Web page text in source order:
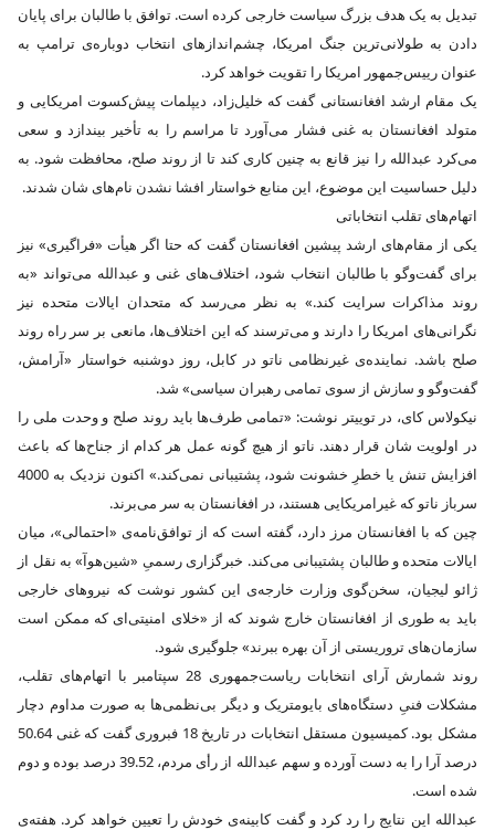
تبدیل به یک هدف بزرگ سیاست خارجی کرده است. توافق‌ با طالبان برای پایان
دادن به طولانی‌ترین جنگ امریکا، چشم‌اندازهای انتخاب دوباره‌ی ترامپ به
عنوان رییس‌جمهور امریکا را تقویت خواهد کرد.
یک مقام ارشد افغانستانی گفت که خلیل‌زاد، دیپلمات پیش‌کسوت امریکایی و
متولد افغانستان به غنی فشار می‌آورد تا مراسم را به تأخیر بیندازد و سعی
می‌کرد عبدالله را نیز قانع به چنین کاری کند تا از روند صلح، محافظت شود. به
دلیل حساسیت این موضوع، این منابع خواستار افشا نشدن نام‌های شان شدند.
اتهام‌های تقلب انتخاباتی
یکی از مقام‌های ارشد پیشین افغانستان گفت که حتا اگر هیأت «فراگیری» نیز
برای گفت‌وگو با طالبان انتخاب شود، اختلاف‌های غنی و عبدالله می‌تواند «به
روند مذاکرات سرایت کند.» به نظر می‌رسد که متحدان ایالات متحده نیز
نگرانی‌های امریکا را دارند و می‌ترسند که این اختلاف‌ها، مانعی بر سر راه روند
صلح باشد. نماینده‌ی غیرنظامی ناتو در کابل، روز دوشنبه خواستار «آرامش،
گفت‌وگو و سازش از سوی تمامی رهبران سیاسی» شد.
نیکولاس کای، در توییتر نوشت: «تمامی طرف‌ها باید روند صلح و وحدت ملی را
در اولویت شان قرار دهند. ناتو از هیچ گونه عمل هر کدام از جناح‌‌ها که باعث
افزایش تنش یا خطرِ خشونت شود، پشتیبانی نمی‌کند.» اکنون نزدیک به 4000
سرباز ناتو که غیرامریکایی هستند، در افغانستان به سر می‌برند.
چین که با افغانستان مرز دارد، گفته است که از توافق‌نامه‌ی «احتمالی»، میان
ایالات متحده و طالبان پشتیبانی می‌کند. خبرگزاری رسمیِ «شین‌هوآ» به نقل از
ژائو لیجیان، سخن‌گوی وزارت خارجه‌ی این کشور نوشت که نیروهای خارجی
باید به طوری از افغانستان خارج شوند که از «خلای امنیتی‌ای که ممکن است
سازمان‌های تروریستی از آن بهره ببرند» جلوگیری شود.
روند شمارش آرای انتخابات ریاست‌جمهوری 28 سپتامبر با اتهام‌های تقلب،
مشکلات فنیِ دستگاه‌های بایومتریک و دیگر بی‌نظمی‌ها به صورت مداوم دچار
مشکل بود. کمیسیون مستقل انتخابات در تاریخ 18 فبروری گفت که غنی 50.64
درصد آرا را به دست آورده و سهم عبدالله از رأی مردم، 39.52 درصد بوده و دوم
شده است.
عبدالله این نتایج را رد کرد و گفت کابینه‌ی خودش را تعیین خواهد کرد. هفته‌ی